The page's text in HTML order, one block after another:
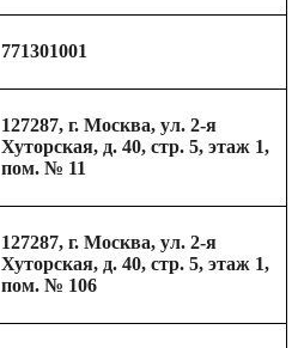
771301001
127287, г. Москва, ул. 2-я
Хуторская, д. 40, стр. 5, этаж 1,
пом. № 11
127287, г. Москва, ул. 2-я
Хуторская, д. 40, стр. 5, этаж 1,
пом. № 106